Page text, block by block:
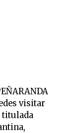
visitar
titulada